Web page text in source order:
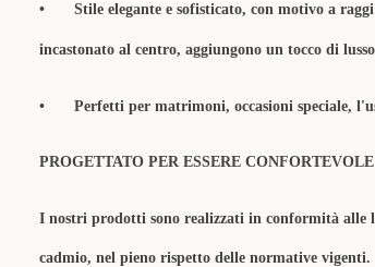
• Stile ​​elegante e sofisticato, con motivo a
incastonato al centro, aggiungono un tocco di
• Perfetti per matrimoni, occasioni speciale,
PROGETTATO PER ESSERE
I nostri prodotti sono realizzati in conformità
cadmio, nel pieno rispetto delle normative vigenti.